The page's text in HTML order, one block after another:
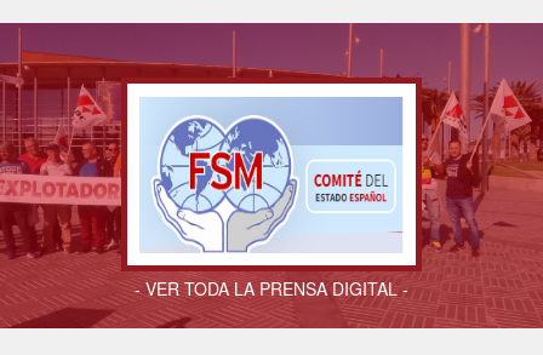
- VER TODA LA PRENSA DIGITAL -